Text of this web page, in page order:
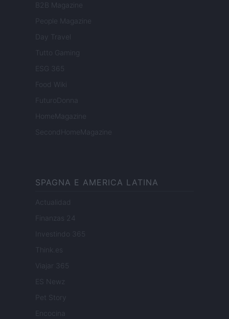
B2B Magazine
People Magazine
Day Travel
Tutto Gaming
ESG 365
Food Wiki
FuturoDonna
HomeMagazine
SecondHomeMagazine
SPAGNA E AMERICA LATINA
Actualidad
Finanzas 24
Investindo 365
Think.es
Viajar 365
ES Newz
Pet Story
Encocina